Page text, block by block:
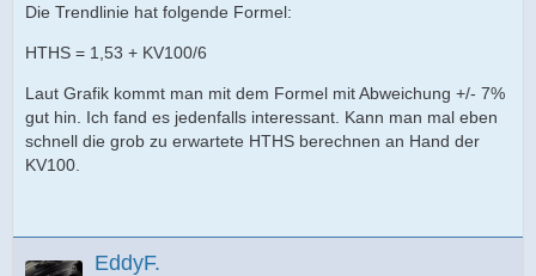
Die Trendlinie hat folgende Formel:
HTHS = 1,53 + KV100/6
Laut Grafik kommt man mit dem Formel mit Abweichung +/- 7%
gut hin. Ich fand es jedenfalls interessant. Kann man mal eben
schnell die grob zu erwartete HTHS berechnen an Hand der
KV100.
EddyF.